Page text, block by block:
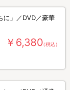
に」／DVD／豪華
￥6,380（税込）